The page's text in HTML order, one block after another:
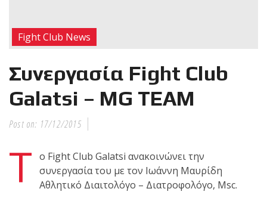
Η Αντωνία
Πρίφτη στο
και πιο
δύσκολο
αγώνα της καριέρας της,
διεκδικεί τον 6ο
παγκόσμιο τίτλο της
για το ONE Atomweight
Kickboxing World
Championship
Fight Club News
Συνεργασία Fight Club
Galatsi – MG TEAM
Post on: 17/12/2015
Τ ο Fight Club Galatsi ανακοινώνει την
συνεργασία του με τον Ιωάννη Μαυρίδη
Αθλητικό Διαιτολόγο – Διατροφολόγο, Msc.